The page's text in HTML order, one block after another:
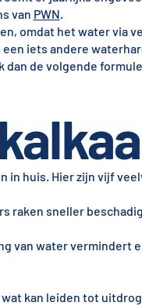
van PWN.
omdat het water via
iets andere
dan de volgende
in huis. Hier zijn vijf
raken sneller
van water vermindert
kan leiden tot